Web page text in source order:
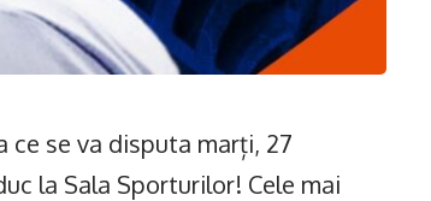
ce se va disputa marți, 27
la Sala Sporturilor! Cele mai